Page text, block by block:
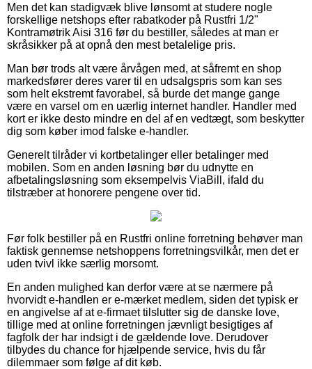
Men det kan stadigvæk blive lønsomt at studere nogle
forskellige netshops efter rabatkoder på Rustfri 1/2"
Kontramøtrik Aisi 316 før du bestiller, således at man er
skråsikker på at opnå den mest betalelige pris.
Man bør trods alt være årvågen med, at såfremt en shop
markedsfører deres varer til en udsalgspris som kan ses
som helt ekstremt favorabel, så burde det mange gange
være en varsel om en uærlig internet handler. Handler med
kort er ikke desto mindre en del af en vedtægt, som beskytter
dig som køber imod falske e-handler.
Generelt tilråder vi kortbetalinger eller betalinger med
mobilen. Som en anden løsning bør du udnytte en
afbetalingsløsning som eksempelvis ViaBill, ifald du
tilstræber at honorere pengene over tid.
Før folk bestiller på en Rustfri online forretning behøver man
faktisk gennemse netshoppens forretningsvilkår, men det er
uden tvivl ikke særlig morsomt.
En anden mulighed kan derfor være at se nærmere på
hvorvidt e-handlen er e-mærket medlem, siden det typisk er
en angivelse af at e-firmaet tilslutter sig de danske love,
tillige med at online forretningen jævnligt besigtiges af
fagfolk der har indsigt i de gældende love. Derudover
tilbydes du chance for hjælpende service, hvis du får
dilemmaer som følge af dit køb.